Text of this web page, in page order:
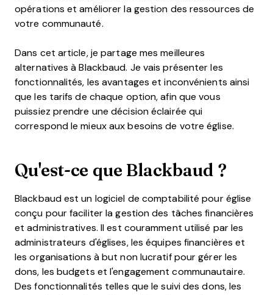
opérations et améliorer la gestion des ressources de
votre communauté.
Dans cet article, je partage mes meilleures
alternatives à Blackbaud. Je vais présenter les
fonctionnalités, les avantages et inconvénients ainsi
que les tarifs de chaque option, afin que vous
puissiez prendre une décision éclairée qui
correspond le mieux aux besoins de votre église.
Qu'est-ce que Blackbaud ?
Blackbaud est un logiciel de comptabilité pour église
conçu pour faciliter la gestion des tâches financières
et administratives. Il est couramment utilisé par les
administrateurs d'églises, les équipes financières et
les organisations à but non lucratif pour gérer les
dons, les budgets et l'engagement communautaire.
Des fonctionnalités telles que le suivi des dons, les